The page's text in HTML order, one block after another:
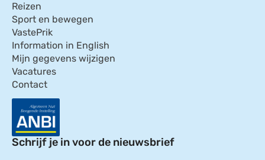
Reizen
Sport en bewegen
VastePrik
Information in English
Mijn gegevens wijzigen
Vacatures
Contact
Schrijf je in voor de nieuwsbrief